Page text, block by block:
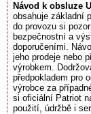
Návod k obsluze
obsahuje základní
do provozu si
bezpečnostní a
doporučeními.
jeho prodeje nebo
výrobkem.
předpokladem pro
výrobce za
si oficiální Patriot
použití, údržbě i